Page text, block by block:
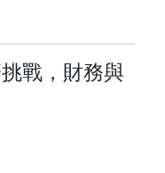
戰，財務與